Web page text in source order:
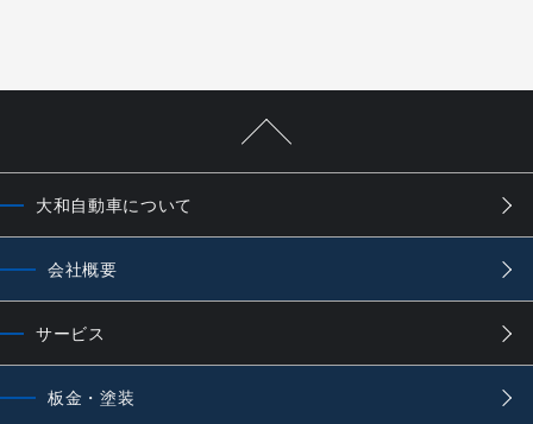
大和自動車について
会社概要
サービス
板金・塗装